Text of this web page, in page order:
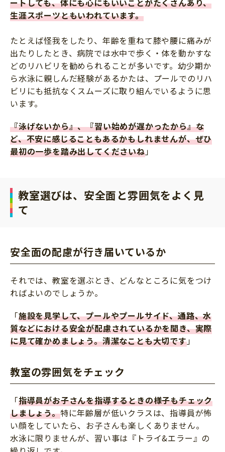
ートしても、体にも心にもいいことがたくさんあり、
生涯スポーツともいわれています。
たとえば怪我をしたり、年齢を重ねて膝や腰に痛みが
出たりしたとき、病院では水中で歩く・体を動かすな
どのリハビリを勧められることが多いです。幼少期か
ら水泳に親しんだ経験があるかたは、プールでのリハ
ビリにも抵抗なくスムーズに取り組んでいるように思
います。
『泳げないから』、『習い始めが遅かったから』な
ど、不安に感じることもあるかもしれませんが、ぜひ
最初の一歩を踏み出してくださいね」
教室選びは、安全面と雰囲気をよく見
て
安全面の配慮が行き届いているか
それでは、教室を選ぶとき、どんなところに気をつけ
ればよいのでしょうか。
「施設を見学して、プールやプールサイド、通路、水
質などにおける安全が配慮されているかを聞き、実際
に見て確かめましょう。清潔なことも大切です」
教室の雰囲気をチェック
「指導員がお子さんを指導するときの様子もチェック
しましょう。特に年齢層が低いクラスは、指導員が怖
い顔をしていたら、お子さんも楽しくありません。
水泳に限りませんが、習い事は『トライ&エラー』の